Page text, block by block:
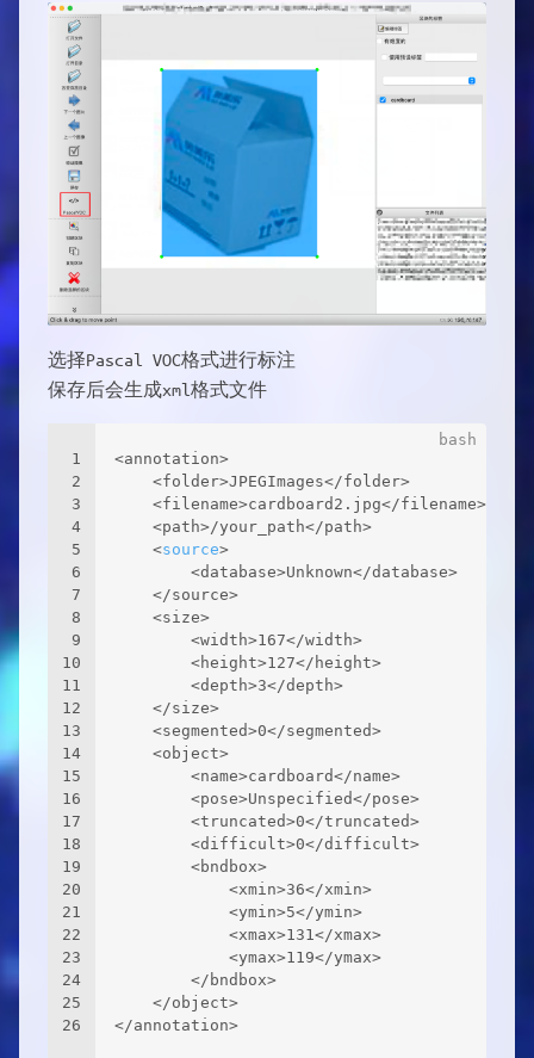
选择Pascal VOC格式进行标注
保存后会生成xml格式文件
1
2
3
4
5
6
7
8
9
10
11
12
13
14
15
16
17
18
19
20
21
22
23
24
25
26
<annotation>
	<folder>JPEGImages</folder>
	<filename>cardboard2.jpg</filename>
	<path>/your_path</path>
	<
source>
		<database>Unknown</database>
	</source>
	<size>
		<width>167</width>
		<height>127</height>
		<depth>3</depth>
	</size>
	<segmented>0</segmented>
	<object>
		<name>cardboard</name>
		<pose>Unspecified</pose>
		<truncated>0</truncated>
		<difficult>0</difficult>
		<bndbox>
			<xmin>36</xmin>
			<ymin>5</ymin>
			<xmax>131</xmax>
			<ymax>119</ymax>
		</bndbox>
	</object>
</annotation>